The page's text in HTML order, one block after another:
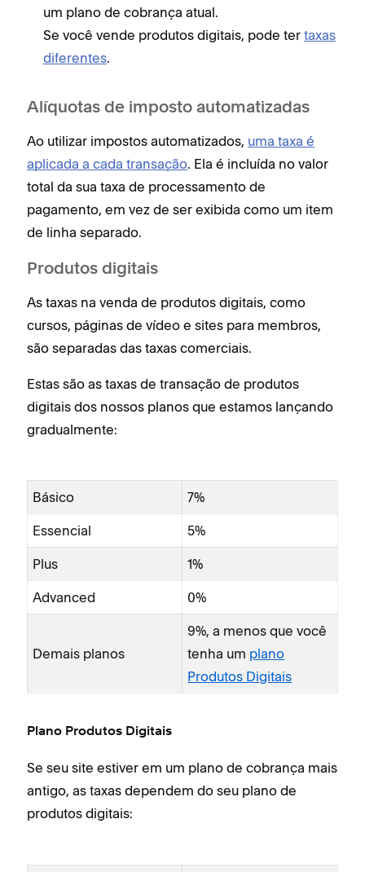
um plano de cobrança atual.
Se você vende produtos digitais, pode ter taxas
diferentes.
Alíquotas de imposto automatizadas
Ao utilizar impostos automatizados, uma taxa é
aplicada a cada transação. Ela é incluída no valor
total da sua taxa de processamento de
pagamento, em vez de ser exibida como um item
de linha separado.
Produtos digitais
As taxas na venda de produtos digitais, como
cursos, páginas de vídeo e sites para membros,
são separadas das taxas comerciais.
Estas são as taxas de transação de produtos
digitais dos nossos planos que estamos lançando
gradualmente:
Básico 7%
Essencial 5%
Plus 1%
Advanced 0%
Demais planos
9%, a menos que você
tenha um plano
Produtos Digitais
Plano Produtos Digitais
Se seu site estiver em um plano de cobrança mais
antigo, as taxas dependem do seu plano de
produtos digitais: